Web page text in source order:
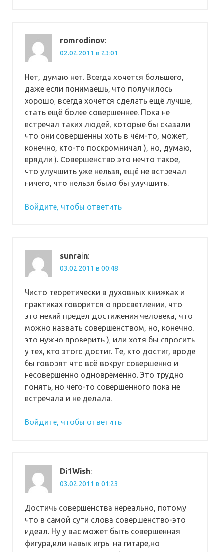
romrodinov:
02.02.2011 в 23:01
Нет, думаю нет. Всегда хочется большего,
даже если понимаешь, что получилось
хорошо, всегда хочется сделать ещё лучше,
стать ещё более совершеннее. Пока не
встречал таких людей, которые бы сказали
что они совершенны хоть в чём-то, может,
конечно, кто-то поскромничал ), но, думаю,
врядли ). Совершенство это нечто такое,
что улучшить уже нельзя, ещё не встречал
ничего, что нельзя было бы улучшить.
Войдите, чтобы ответить
sunrain:
03.02.2011 в 00:48
Чисто теоретически в духовных книжках и
практиках говорится о просветлении, что
это некий предел достижения человека, что
можно назвать совершенством, но, конечно,
это нужно проверить ), или хотя бы спросить
у тех, кто этого достиг. Те, кто достиг, вроде
бы говорят что всё вокруг совершенно и
несовершенно одновременно. Это трудно
понять, но чего-то совершенного пока не
встречала и не делала.
Войдите, чтобы ответить
Di1Wish:
03.02.2011 в 01:23
Достичь совершенства нереально, потому
что в самой сути слова совершенство-это
идеал. Ну у вас может быть совершенная
фигура,или навык игры на гитаре,но